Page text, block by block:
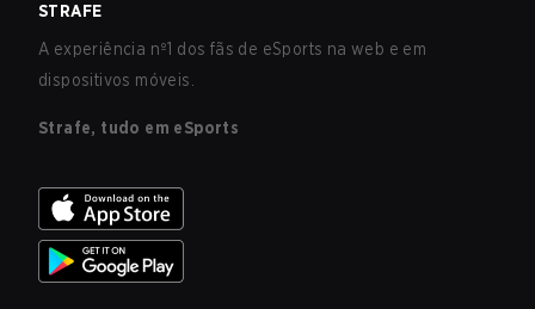
STRAFE
A experiência nº1 dos fãs de eSports na web e em
dispositivos móveis.
Strafe, tudo em eSports